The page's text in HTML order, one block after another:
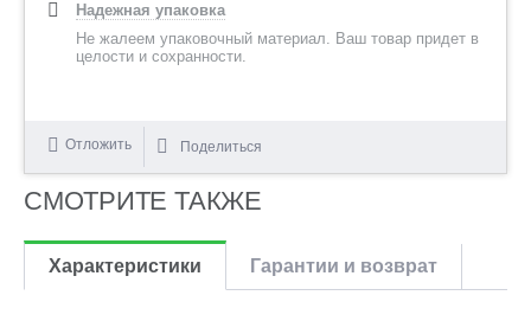
Надежная упаковка
Не жалеем упаковочный материал. Ваш товар придет в
целости и сохранности.
Отложить Поделиться
СМОТРИТЕ ТАКЖЕ
Характеристики Гарантии и возврат